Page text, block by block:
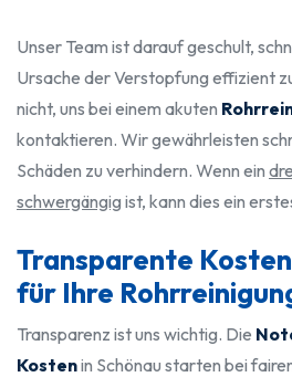
Unser Team ist darauf geschult,
Ursache der Verstopfung effizient
nicht, uns bei einem akuten
kontaktieren. Wir gewährleisten
Schäden zu verhindern. Wenn ein
schwergängig ist, kann dies ein
Transparente
für Ihre
Transparenz ist uns wichtig. Die
Kostenin Schönau starten bei